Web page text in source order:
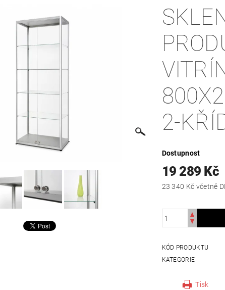
2-
Dostupnost
19 289 Kč
23 340 Kč
KÓD PRODUKTU
KATEGORIE
Tisk